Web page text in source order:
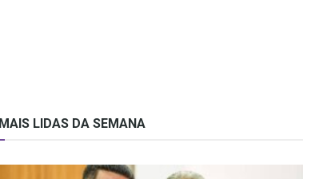
MAIS LIDAS DA SEMANA